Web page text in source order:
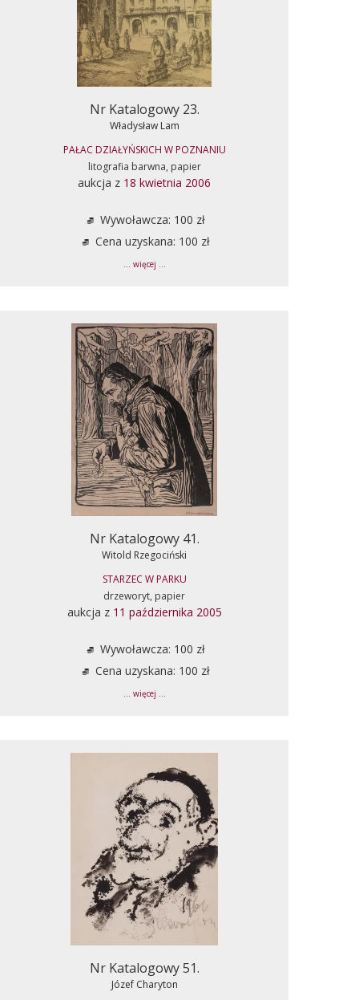
Nr Katalogowy 23.
Władysław Lam
PAŁAC DZIAŁYŃSKICH W POZNANIU
litografia barwna, papier
aukcja z 18 kwietnia 2006
Wywoławcza: 100 zł
Cena uzyskana: 100 zł
... więcej ...
Nr Katalogowy 41.
Witold Rzegociński
STARZEC W PARKU
drzeworyt, papier
aukcja z 11 października 2005
Wywoławcza: 100 zł
Cena uzyskana: 100 zł
... więcej ...
Nr Katalogowy 51.
Józef Charyton